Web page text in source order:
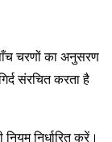
चरणों का अनुसरण
संरचित करता है
निर्धारित करें।